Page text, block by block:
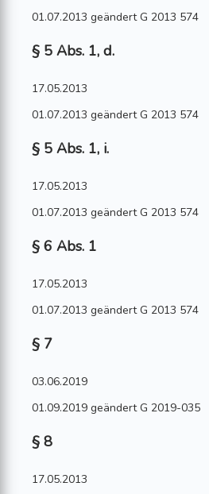
01.07.2013 geändert G 2013 574
§ 5 Abs. 1, d.
17.05.2013
01.07.2013 geändert G 2013 574
§ 5 Abs. 1, i.
17.05.2013
01.07.2013 geändert G 2013 574
§ 6 Abs. 1
17.05.2013
01.07.2013 geändert G 2013 574
§ 7
03.06.2019
01.09.2019 geändert G 2019-035
§ 8
17.05.2013